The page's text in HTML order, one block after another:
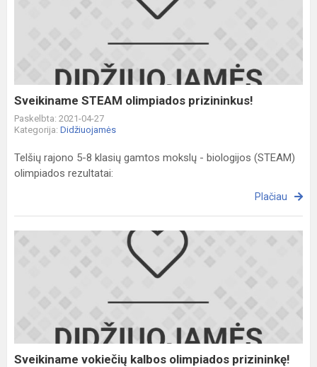
Sveikiname STEAM olimpiados prizininkus!
Paskelbta: 2021-04-27
Kategorija: Didžiuojamės
Telšių rajono 5-8 klasių gamtos mokslų - biologijos (STEAM)
olimpiados rezultatai:
Plačiau
Sveikiname
Sveikiname vokiečių kalbos olimpiados prizininkę!